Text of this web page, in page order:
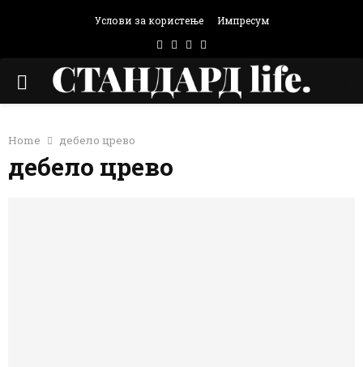
Услови за користење Импресум
Facebook
Instagram
Email
PRIMARY
Home дебело црево
дебело црево